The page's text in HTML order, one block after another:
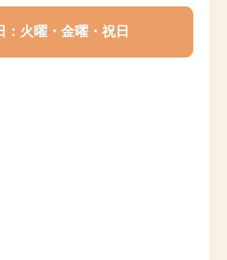
：火曜・金曜・祝日